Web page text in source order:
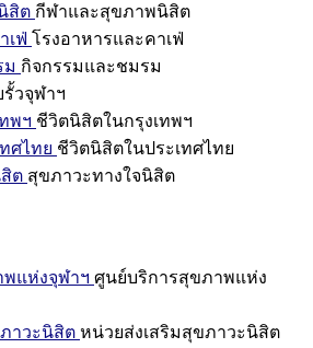
สิต กีฬาและสุขภาพนิสิต
เฟ่ โรงอาหารและคาเฟ่
ม กิจกรรมและชมรม
รั้วจุฬาฯ
พฯ ชีวิตนิสิตในกรุงเทพฯ
ศไทย ชีวิตนิสิตในประเทศไทย
ต สุขภาวะทางใจนิสิต
แห่งจุฬาฯ ศูนย์บริการสุขภาพแห่ง
าวะนิสิต หน่วยส่งเสริมสุขภาวะนิสิต